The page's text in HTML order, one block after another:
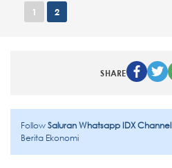
1 2
SHARE
FollowSaluran Whatsapp IDX Channel
Berita Ekonomi